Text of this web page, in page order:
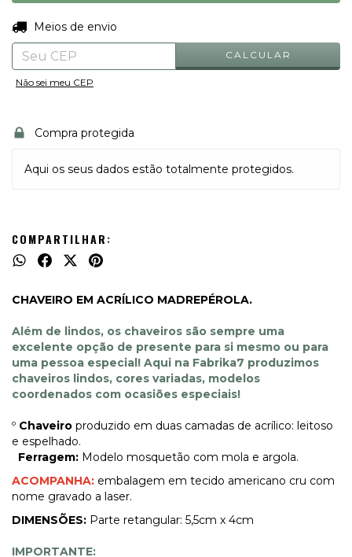
Entregas para o CEP:
Meios de envio
CALCULAR
Não sei meu CEP
Compra protegida
Aqui os seus dados estão totalmente protegidos.
COMPARTILHAR:
CHAVEIRO EM ACRÍLICO MADREPÉROLA.
Além de lindos, os chaveiros são sempre uma
excelente opção de presente para si mesmo ou para
uma pessoa especial! Aqui na Fabrika7 produzimos
chaveiros lindos, cores variadas, modelos
coordenados com ocasiões especiais!
º Chaveiro produzido em duas camadas de acrílico: leitoso
e espelhado.
Ferragem: Modelo mosquetão com mola e argola.
ACOMPANHA: embalagem em tecido americano cru com
nome gravado a laser.
DIMENSÕES: Parte retangular: 5,5cm x 4cm
IMPORTANTE: